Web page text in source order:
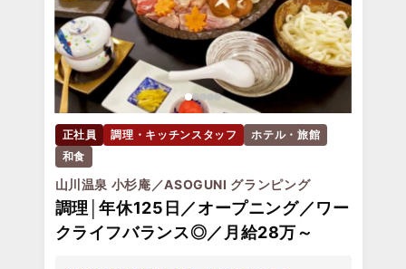
正社員 調理・キッチンスタッフ
ホテル・旅館
和食
山川温泉 小杉庵／ASOGUNI グランピング
調理│年休125日／オープニング／ワー
クライフバランス◎／月給28万～